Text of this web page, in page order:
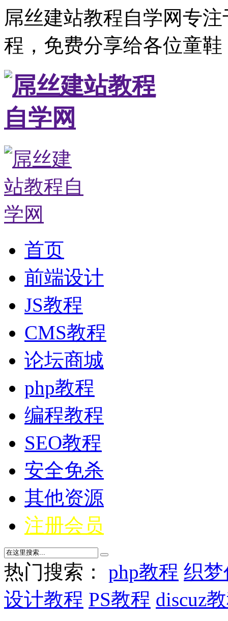
屌丝建站教程自学网专
程，免费分享给各位童
首页
前端设计
JS教程
CMS教程
论坛商城
php教程
编程教程
SEO教程
安全免杀
其他资源
注册会员
热门搜索： php教程 织
设计教程 PS教程 discuz